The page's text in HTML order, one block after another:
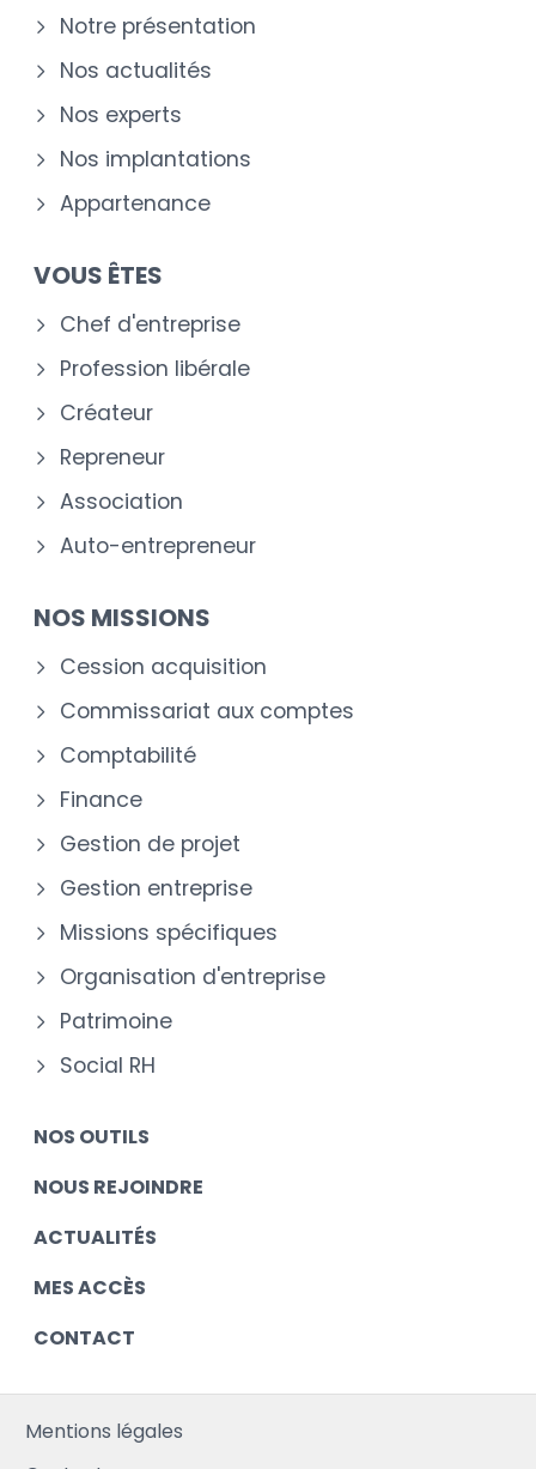
Notre présentation
Nos actualités
Nos experts
Nos implantations
Appartenance
VOUS ÊTES
Chef d'entreprise
Profession libérale
Créateur
Repreneur
Association
Auto-entrepreneur
NOS MISSIONS
Cession acquisition
Commissariat aux comptes
Comptabilité
Finance
Gestion de projet
Gestion entreprise
Missions spécifiques
Organisation d'entreprise
Patrimoine
Social RH
NOS OUTILS
NOUS REJOINDRE
ACTUALITÉS
MES ACCÈS
CONTACT
Mentions légales